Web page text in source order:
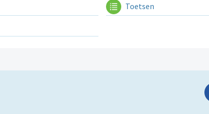
Toetsen